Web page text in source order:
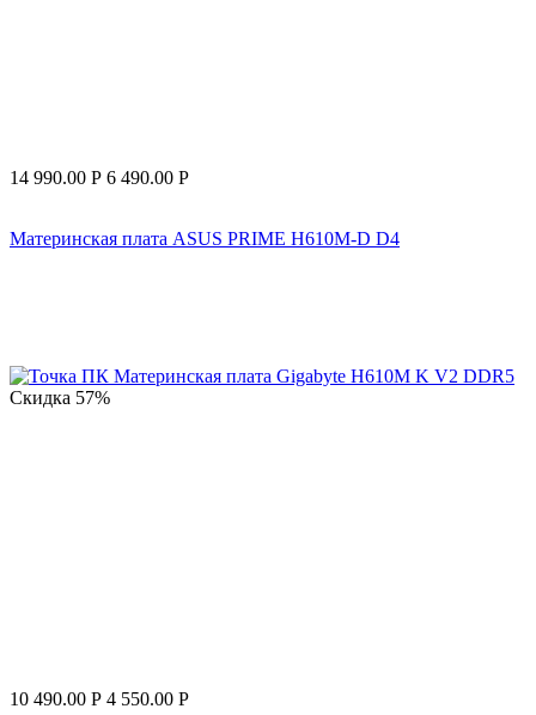
14 990.00 Р 6 490.00 Р
Материнская плата ASUS PRIME H610M-D D4
Скидка 57%
10 490.00 Р 4 550.00 Р